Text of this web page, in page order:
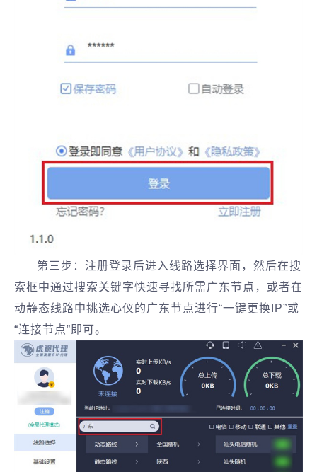
第三步：注册登录后进入线路选择界面，然后在搜
索框中通过搜索关键字快速寻找所需广东节点，或者在
动静态线路中挑选心仪的广东节点进行“一键更换IP”或
“连接节点”即可。